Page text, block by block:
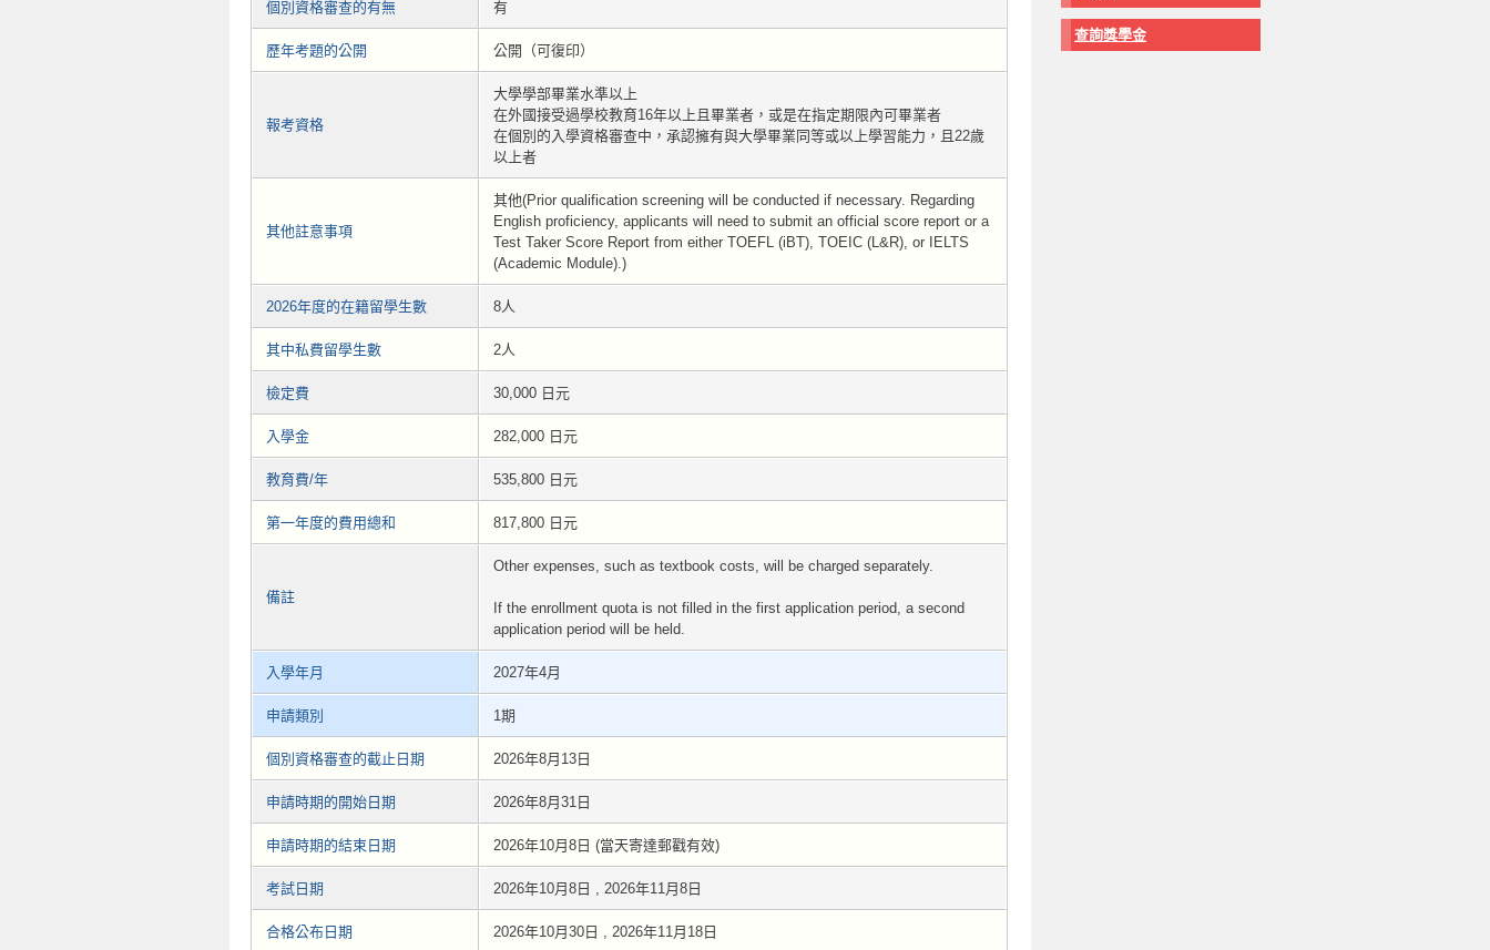
個別資格審查的有無 有
歷年考題的公開 公開（可復印）
報考資格
大學學部畢業水準以上
在外國接受過學校教育16年以上且畢業者，或是在指定期限內可畢業者
在個別的入學資格審查中，承認擁有與大學畢業同等或以上學習能力，且22歲
以上者
其他註意事項
其他(Prior qualification screening will be conducted if necessary. Regarding
English proficiency, applicants will need to submit an official score report or a
Test Taker Score Report from either TOEFL (iBT), TOEIC (L&R), or IELTS
(Academic Module).)
2026年度的在籍留學生數 8人
其中私費留學生數 2人
檢定費 30,000 日元
入學金 282,000 日元
教育費/年 535,800 日元
第一年度的費用總和 817,800 日元
備註
Other expenses, such as textbook costs, will be charged separately.
If the enrollment quota is not filled in the first application period, a second
application period will be held.
入學年月 2027年4月
申請類別 1期
個別資格審查的截止日期 2026年8月13日
申請時期的開始日期 2026年8月31日
申請時期的結束日期 2026年10月8日 (當天寄達郵戳有效)
考試日期 2026年10月8日 , 2026年11月8日
合格公布日期 2026年10月30日 , 2026年11月18日
查詢獎學金